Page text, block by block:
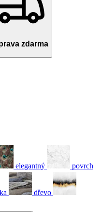
zdarma
elegantný povrch
dřevo